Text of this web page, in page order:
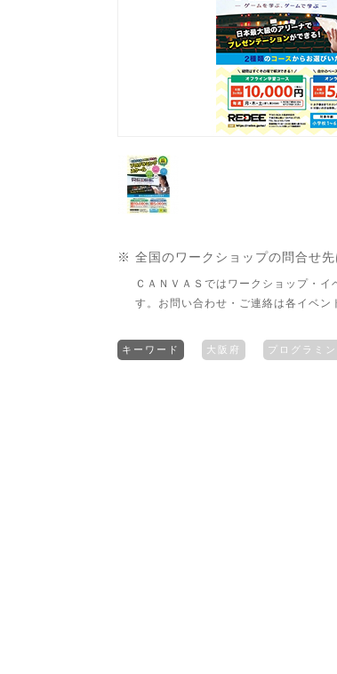
※ 全国のワークショップの問合せ
ＣＡＮＶＡＳではワークショップ・イ
す。お問い合わせ・ご連絡は各イベン
キーワード 大阪府 プログラミン